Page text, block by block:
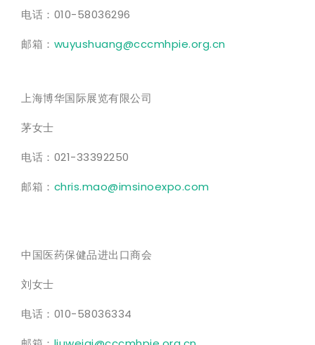
电话：010-58036296
邮箱： wuyushuang@cccmhpie.org.cn
上海博华国际展览有限公司
茅女士
电话：021-33392250
邮箱： chris.mao@imsinoexpo.com
中国医药保健品进出口商会
刘女士
电话：010-58036334